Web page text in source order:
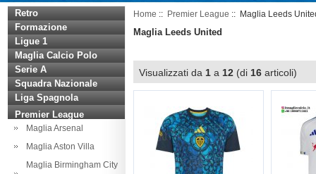
Retro
Formazione
Ligue 1
Maglia Calcio Polo
Serie A
Squadra Nazionale
Liga Spagnola
Premier League
Maglia Arsenal
Maglia Aston Villa
Maglia Birmingham City
Home :: Premier League :: Maglia Leeds
Maglia Leeds United
Visualizzati da 1 a 12 (di 16 articoli)